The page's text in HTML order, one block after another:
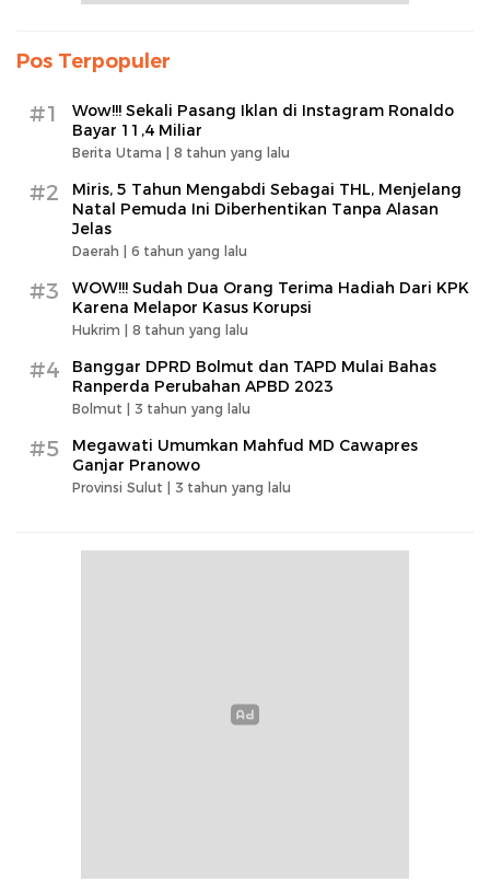
Pos Terpopuler
#1
Wow!!! Sekali Pasang Iklan di Instagram Ronaldo
Bayar 11,4 Miliar
Berita Utama | 8 tahun yang lalu
#2
Miris, 5 Tahun Mengabdi Sebagai THL, Menjelang
Natal Pemuda Ini Diberhentikan Tanpa Alasan
Jelas
Daerah | 6 tahun yang lalu
#3
WOW!!! Sudah Dua Orang Terima Hadiah Dari KPK
Karena Melapor Kasus Korupsi
Hukrim | 8 tahun yang lalu
#4
Banggar DPRD Bolmut dan TAPD Mulai Bahas
Ranperda Perubahan APBD 2023
Bolmut | 3 tahun yang lalu
#5
Megawati Umumkan Mahfud MD Cawapres
Ganjar Pranowo
Provinsi Sulut | 3 tahun yang lalu